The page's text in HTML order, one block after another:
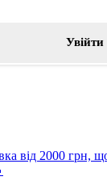
Увійти
від 2000 грн,